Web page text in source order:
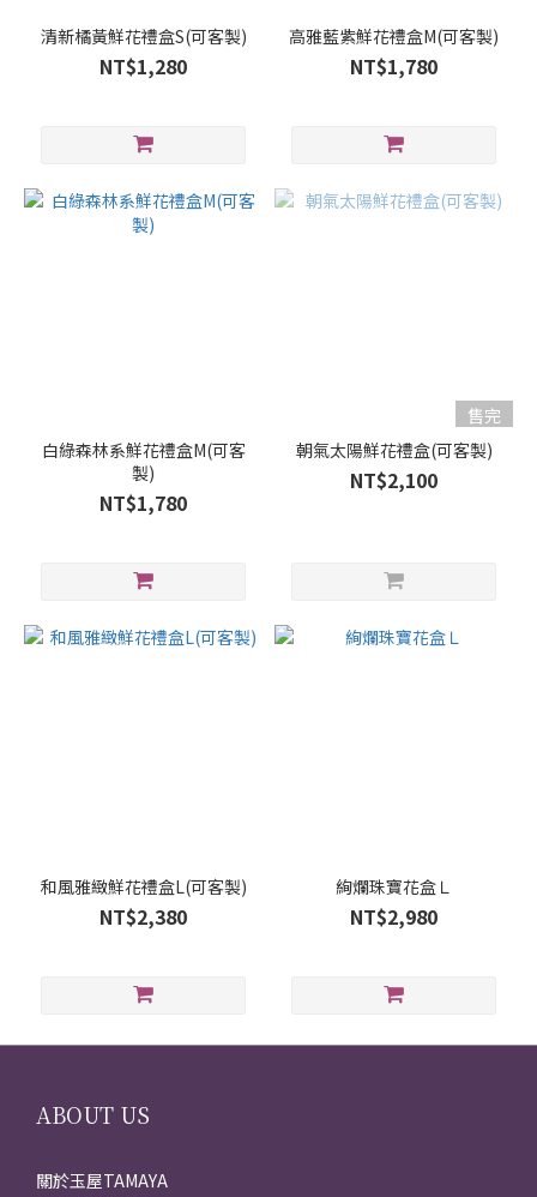
清新橘黃鮮花禮盒S(可客製)
NT$1,280
高雅藍紫鮮花禮盒M(可客製)
NT$1,780
白綠森林系鮮花禮盒M(可客
製)
NT$1,780
售完
朝氣太陽鮮花禮盒(可客製)
NT$2,100
和風雅緻鮮花禮盒L(可客製)
NT$2,380
絢爛珠寶花盒Ｌ
NT$2,980
ABOUT US
關於玉屋TAMAYA